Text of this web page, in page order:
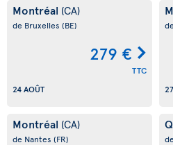
Montréal (CA)
de Bruxelles (BE)
279 €
TTC
24 AOÛT
Montréal (CA)
de Nantes (FR)